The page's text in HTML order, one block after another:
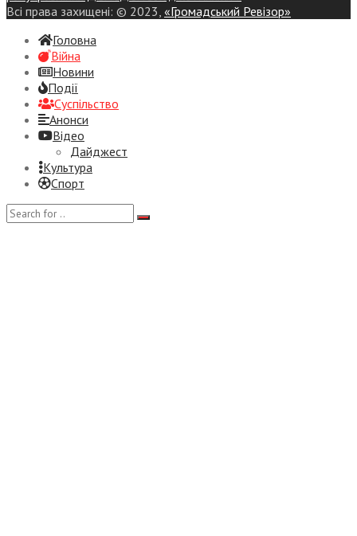
Всі права захищені: © 2023, «Громадський Ревізор»
Головна
Війна
Новини
Події
Суспiльство
Анонси
Відео
Дайджест
Культура
Спорт